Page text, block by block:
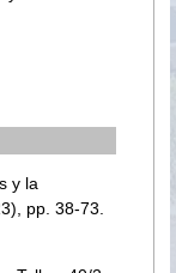
y la
pp. 38-73.